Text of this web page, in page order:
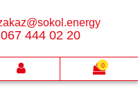
067 444 02 20
0